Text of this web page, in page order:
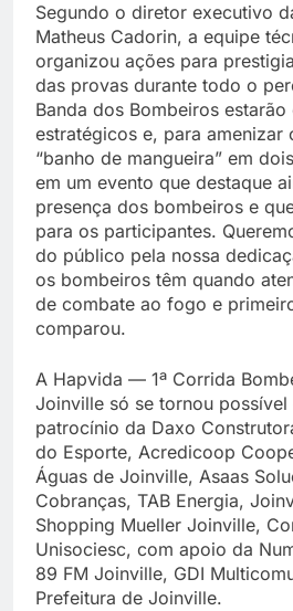
Segundo o diretor executivo
Matheus Cadorin, a equipe
organizou ações para
das provas durante todo o
Banda dos Bombeiros
estratégicos e, para amenizar
“banho de mangueira” em
em um evento que destaque
presença dos bombeiros e
para os participantes.
do público pela nossa
os bombeiros têm quando
de combate ao fogo e
comparou.
A Hapvida — 1ª Corrida
Joinville só se tornou possível
patrocínio da Daxo
do Esporte, Acredicoop
Águas de Joinville, Asaas
Cobranças, TAB Energia,
Shopping Mueller Joinville,
Unisociesc, com apoio da
89 FM Joinville, GDI
Prefeitura de Joinville.